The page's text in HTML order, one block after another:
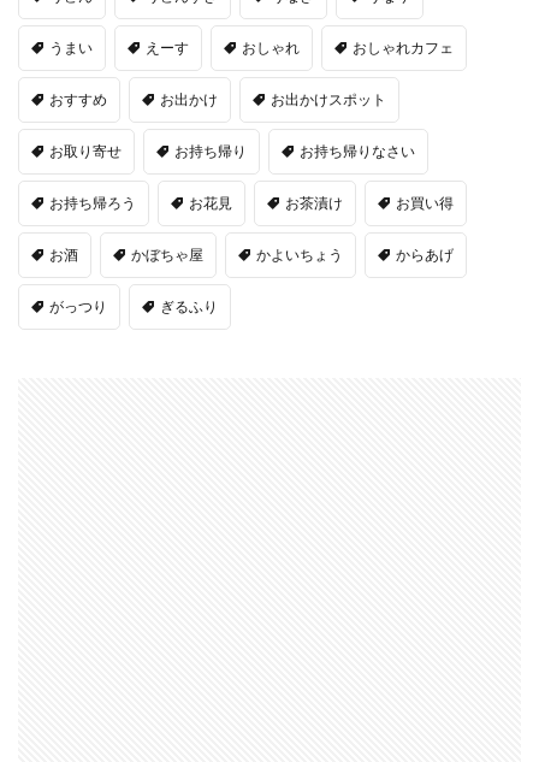
うまい えーす おしゃれ おしゃれカフェ
おすすめ お出かけ お出かけスポット
お取り寄せ お持ち帰り お持ち帰りなさい
お持ち帰ろう お花見 お茶漬け お買い得
お酒 かぼちゃ屋 かよいちょう からあげ
がっつり ぎるふり